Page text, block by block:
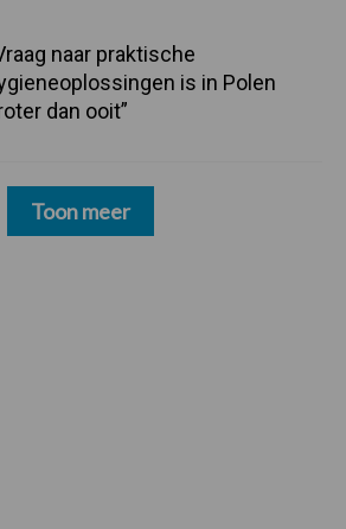
naar praktische
is in Polen
dan ooit”
Toon meer